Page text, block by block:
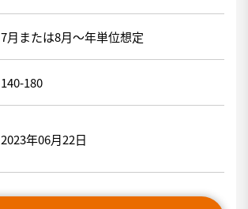
7月または8月～年単位想定
140-180
2023年06月22日